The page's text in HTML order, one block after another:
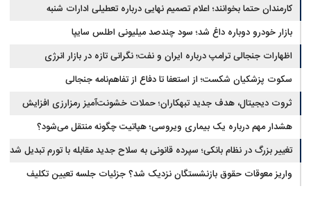
کارمندان حتما بخوانند؛ اعلام تصمیم نهایی درباره تعطیلی ادارات شنبه
بازار خودرو دوباره داغ شد؛ سود چندصد میلیونی اطلس سایپا
اظهارات جنجالی ترامپ درباره ایران و نفت؛ نگرانی تازه در بازار انرژی
سکوت پزشکیان شکست؛ از استعفا تا دفاع از تفاهم‌نامه جنجالی
ثروت دیجیتال، هدف جدید تبهکاران؛ حملات خشونت‌آمیز رمزارزی افزایش
یافت
هشدار مهم درباره یک بیماری ویروسی؛ هپاتیت چگونه منتقل می‌شود؟
تغییر بزرگ در نظام بانکی؛ سپرده قانونی به سلاح جدید مقابله با تورم تبدیل شد
واریز معوقات حقوق بازنشستگان نزدیک شد؟ جزئیات جلسه تعیین تکلیف